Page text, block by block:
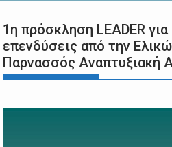
1η πρόσκληση LEADER για
επενδύσεις από την
Παρνασσός Αναπτυξιακή